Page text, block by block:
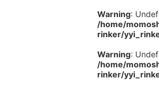
Warning:
/home/
rinker/
Warning:
/home/
rinker/